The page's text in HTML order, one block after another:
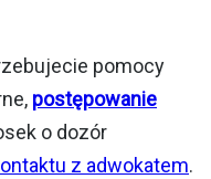
pomocy
postępowanie
o dozór
z adwokatem.